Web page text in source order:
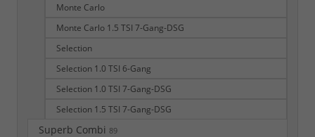
Monte Carlo
Monte Carlo 1.5 TSI 7-Gang-DSG
Selection
Selection 1.0 TSI 6-Gang
Selection 1.0 TSI 7-Gang-DSG
Selection 1.5 TSI 7-Gang-DSG
Superb Combi 89